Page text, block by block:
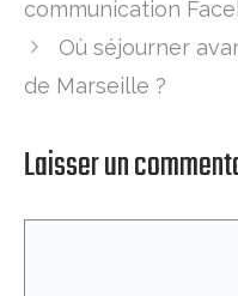
communication
Où séjourner
de Marseille ?
Laisser un